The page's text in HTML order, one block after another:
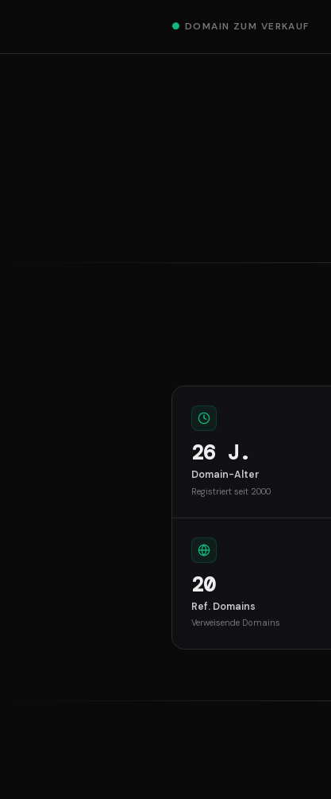
● DOMAIN ZUM VERKAUF
26 J.
Domain-Alter
Registriert seit 2000
20
Ref. Domains
Verweisende Domains